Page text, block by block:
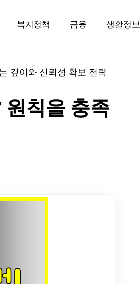
복지정책 금융 생활정보
깊이와 신뢰성 확보 전략
원칙을 충족